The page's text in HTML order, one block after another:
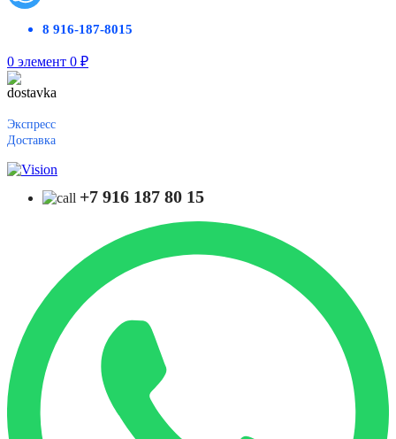
8 916-187-8015
0 элемент 0 ₽
Экспресс
Доставка
+7 916 187 80 15